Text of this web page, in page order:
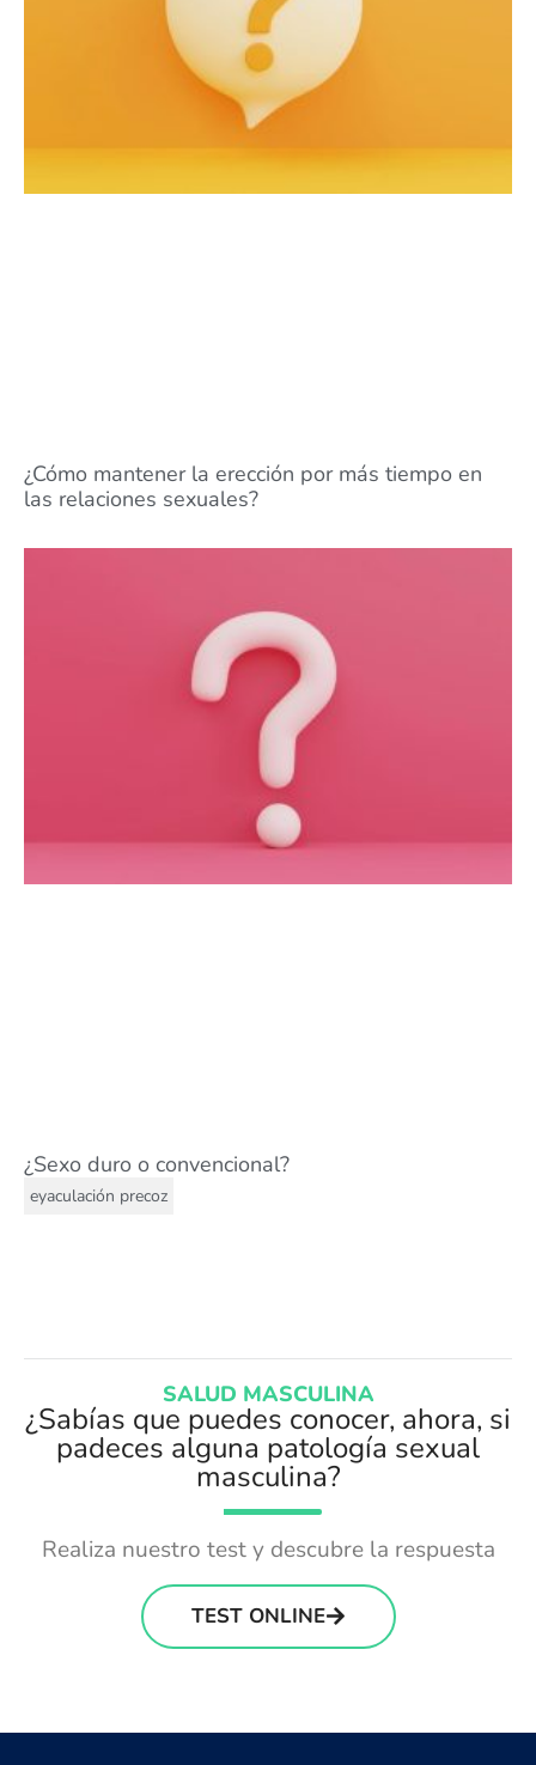
¿Cómo mantener la erección por más tiempo en
las relaciones sexuales?
¿Sexo duro o convencional?
eyaculación precoz
SALUD MASCULINA
¿Sabías que puedes conocer, ahora, si
padeces alguna patología sexual
masculina?
Realiza nuestro test y descubre la respuesta
TEST ONLINE